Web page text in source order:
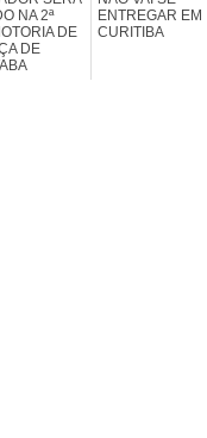
NA 2ª
DE
DE
ENTREGAR EM
CURITIBA